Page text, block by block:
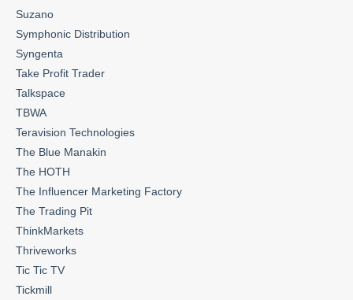
Suzano
Symphonic Distribution
Syngenta
Take Profit Trader
Talkspace
TBWA
Teravision Technologies
The Blue Manakin
The HOTH
The Influencer Marketing Factory
The Trading Pit
ThinkMarkets
Thriveworks
Tic Tic TV
Tickmill